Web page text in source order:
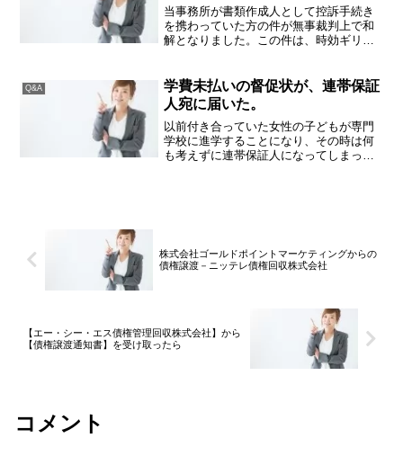
当事務所が書類作成人として控訴手続き
を携わっていた方の件が無事裁判上で和
解となりました。この件は、時効ギリギ
ご自身で戦っておりましたが、ＣＦＪの
主張を全部認容されてしま...
Q&A
学費未払いの督促状が、連帯保証
人宛に届いた。
以前付き合っていた女性の子どもが専門
学校に進学することになり、その時は何
も考えずに連帯保証人になってしまった
株式会社ゴールドポイントマーケティングからの
債権譲渡－ニッテレ債権回収株式会社
【エー・シー・エス債権管理回収株式会社】から
【債権譲渡通知書】を受け取ったら
コメント